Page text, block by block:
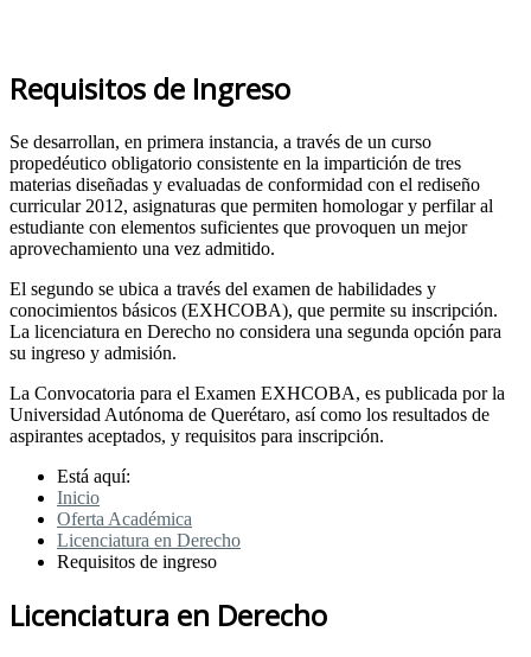
Requisitos de Ingreso
Se desarrollan, en primera instancia, a través de un curso
propedéutico obligatorio consistente en la impartición de tres
materias diseñadas y evaluadas de conformidad con el rediseño
curricular 2012, asignaturas que permiten homologar y perfilar al
estudiante con elementos suficientes que provoquen un mejor
aprovechamiento una vez admitido.
El segundo se ubica a través del examen de habilidades y
conocimientos básicos (EXHCOBA), que permite su inscripción.
La licenciatura en Derecho no considera una segunda opción para
su ingreso y admisión.
La Convocatoria para el Examen EXHCOBA, es publicada por la
Universidad Autónoma de Querétaro, así como los resultados de
aspirantes aceptados, y requisitos para inscripción.
Está aquí:
Inicio
Oferta Académica
Licenciatura en Derecho
Requisitos de ingreso
Licenciatura en Derecho